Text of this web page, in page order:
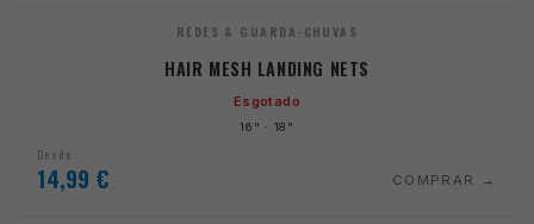
REDES & GUARDA-CHUVAS
HAIR MESH LANDING NETS
Esgotado
16" · 18"
Desde
14,99 € COMPRAR